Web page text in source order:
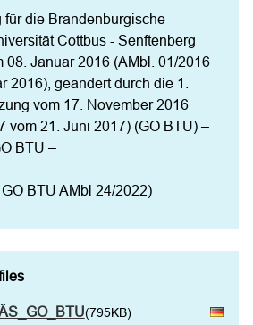
für die Brandenburgische
Cottbus - Senftenberg
08. Januar 2016 (AMbl. 01/2016
2016), geändert durch die 1.
vom 17. November 2016
vom 21. Juni 2017) (GO BTU) –
BTU –
BTU AMbl 24/2022)
(795KB)